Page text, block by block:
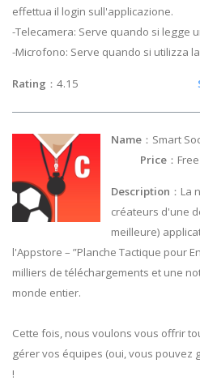
effettua il login sull'applicazione.
-Telecamera: Serve quando si legge
-Microfono: Serve quando si utilizza
Rating ：4.15
Name ：
Price ：Free
Description ：La
créateurs d'une
meilleure)
l'Appstore – ”Planche Tactique pour
milliers de téléchargements et une
monde entier.
Cette fois, nous voulons vous offrir
gérer vos équipes (oui, vous pouvez
!